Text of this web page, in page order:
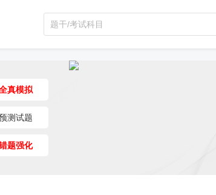
真模拟
测试题
题强化